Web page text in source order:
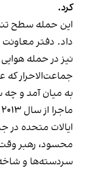
کرد.
این حمله سطح
داد. دفتر معاونت
نیز در حمله‌
جماعت‌الاحرار که
به میان آمد و چه
ایالات‌ متحده در
محسود، رهبر
سردسته‌ها و